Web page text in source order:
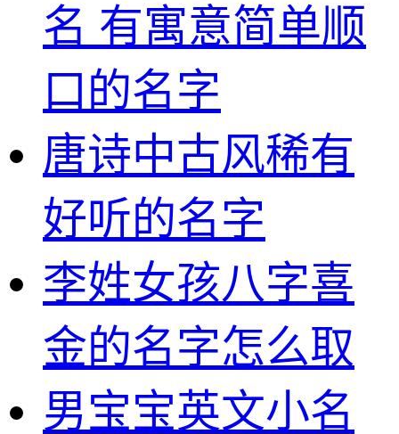
名 有寓意简单顺
口的名字
唐诗中古风稀有
好听的名字
李姓女孩八字喜
金的名字怎么取
男宝宝英文小名